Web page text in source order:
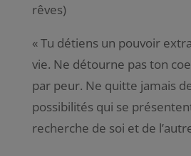
rêves)
«Tu détiens un pouvoir
vie. Ne détourne pas ton
par peur. Ne quitte jamais
possibilités qui se
recherche de soi et de